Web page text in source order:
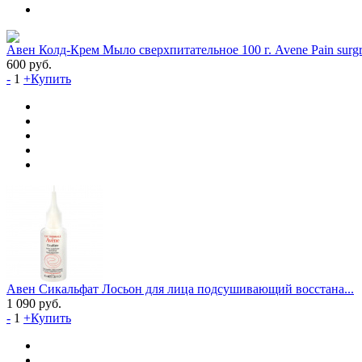
Авен Колд-Крем Мыло сверхпитательное 100 г. Avene Pain
600 руб.
- 1 +Купить
Авен Сикальфат Лосьон для лица подсушивающий восстана...
1 090 руб.
- 1 +Купить